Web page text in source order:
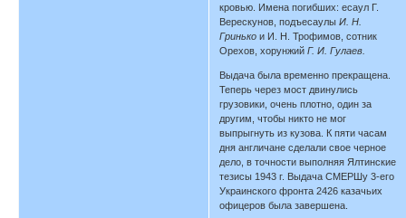
кровью. Имена погибших: есаул Г.
Верескунов, подъесаулыИ. Н.
Гринько и И. Н. Трофимов, сотник
Орехов, хорунжийГ. И. Гулаев.
Выдача была временно прекращена.
Теперь через мост двинулись
грузовики, очень плотно, один за
другим, чтобы никто не мог
выпрыгнуть из кузова. К пяти часам
дня англичане сделали свое черное
дело, в точности выполняя Ялтинские
тезисы 1943 г. Выдача СМЕРШу 3-его
Украинского фронта 2426 казачьих
офицеров была завершена.